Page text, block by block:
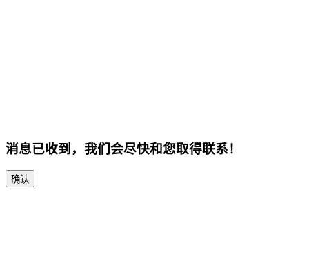
消息已收到，我们会尽快和您取得联系！
确认